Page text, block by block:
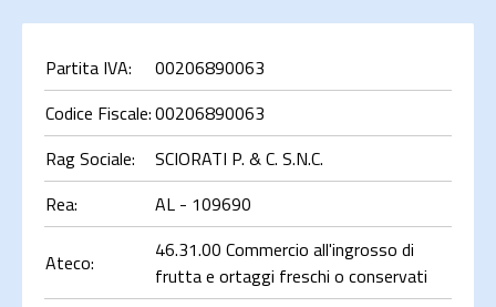
Partita IVA:
00206890063
Codice Fiscale:00206890063
Rag Sociale:
SCIORATI P. & C. S.N.C.
Rea:
AL - 109690
Ateco:
46.31.00 Commercio all'ingrosso di
frutta e ortaggi freschi o conservati